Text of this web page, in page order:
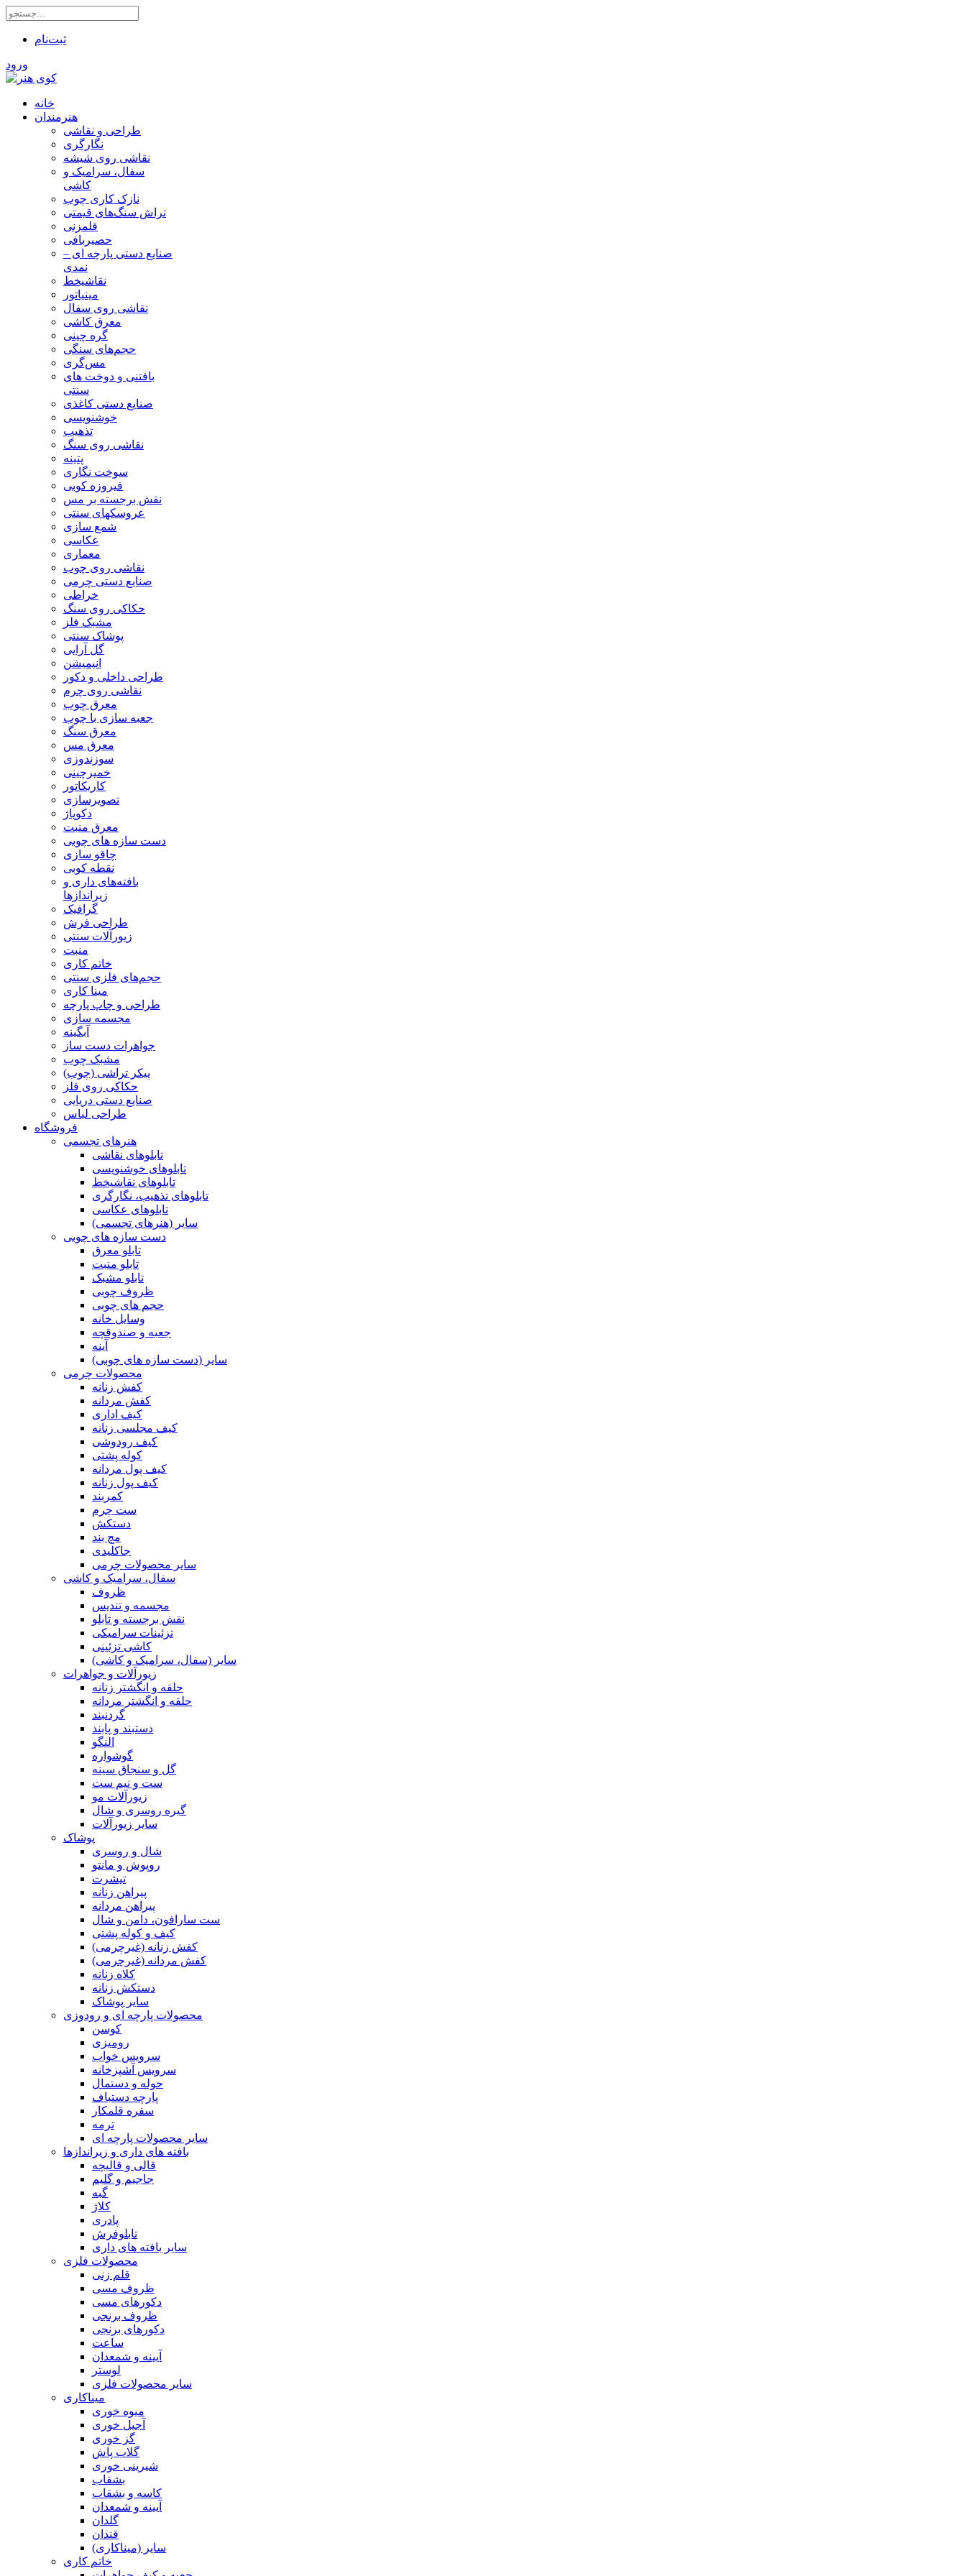
ثبت‌نام
ورود
خانه
هنرمندان
طراحی و نقاشی
نگارگری
نقاشی روی شیشه
سفال، سرامیک و
کاشی
نازک کاری چوب
تراش سنگ‌های قیمتی
قلمزنی
حصیربافی
صنایع دستی پارچه ای –
نمدی
نقاشیخط
مینیاتور
نقاشی روی سفال
معرق کاشی
گره چینی
حجم‌های سنگی
مس‌گری
بافتنی‌ و دوخت های
سنتی
صنایع دستی کاغذی
خوشنویسی
تذهیب
نقاشی روی سنگ
پتینه
سوخت نگاری
فیروزه کوبی
نقش برجسته بر مس
عروسکهای سنتی
شمع سازی
عکاسی
معماری
نقاشی روی چوب
صنایع دستی چرمی
خراطی
حکاکی روی سنگ
مشبک فلز
پوشاک سنتی
گل آرایی
انیمیشن
طراحی داخلی و دکور
نقاشی روی چرم
معرق چوب
جعبه سازی با چوب
معرق سنگ
معرق مس
سوزندوزی
خمیرچینی
کاریکاتور
تصویرسازی
دکوپاژ
معرق منبت
دست سازه های چوبی
چاقو سازی
نقطه کوبی
بافته‌های داری و
زیراندازها
گرافیک
طراحی فرش
زیورآلات سنتی
منبت
خاتم کاری
حجم‌های فلزی سنتی
مینا کاری
طراحی و چاپ پارچه
مجسمه سازی
آبگینه
جواهرات دست ساز
مشبک چوب
پیکر تراشی (چوب)
حکاکی روی فلز
صنایع دستی دریایی
طراحی لباس
فروشگاه
هنرهای تجسمی
تابلوهای نقاشی
تابلوهای خوشنویسی
تابلوهای نقاشیخط
تابلوهای تذهیب، نگارگری
تابلوهای عکاسی
سایر (هنرهای تجسمی)
دست سازه های چوبی
تابلو معرق
تابلو منبت
تابلو مشبک
ظروف چوبی
حجم های چوبی
وسایل خانه
جعبه و صندوقچه
آینه
سایر (دست سازه های چوبی)
محصولات چرمی
کفش زنانه
کفش مردانه
کیف اداری
کیف مجلسی زنانه
کیف رودوشی
کوله پشتی
کیف پول مردانه
کیف پول زنانه
کمربند
ست چرم
دستکش
مچ بند
جاکلیدی
سایر محصولات چرمی
سفال، سرامیک و کاشی
ظروف
مجسمه و تندیس
نقش برجسته و تابلو
تزئینات سرامیکی
کاشی تزئینی
سایر (سفال، سرامیک و کاشی)
زیورآلات و جواهرات
حلقه و انگشتر زنانه
حلقه و انگشتر مردانه
گردنبند
دستبند و پابند
النگو
گوشواره
گل و سنجاق سینه
ست و نیم ست
زیورآلات مو
گیره روسری و شال
سایر زیورآلات
پوشاک
شال و روسری
روپوش و مانتو
تیشرت
پیراهن زنانه
پیراهن مردانه
ست سارافون، دامن و شال
کیف و کوله پشتی
کفش زنانه (غیرچرمی)
کفش مردانه (غیرچرمی)
کلاه زنانه
دستکش زنانه
سایر پوشاک
محصولات پارچه ای و رودوزی
کوسن
رومیزی
سرویس خواب
سرویس آشپزخانه
حوله و دستمال
پارچه دستباف
سفره قلمکار
ترمه
سایر محصولات پارچه ای
بافته های داری و زیراندازها
قالی و قالیچه
جاجیم و گلیم
گبه
کلاژ
پادری
تابلوفرش
سایر بافته های داری
محصولات فلزی
قلم زنی
ظروف مسی
دکورهای مسی
ظروف برنجی
دکورهای برنجی
ساعت
آیینه و شمعدان
لوستر
سایر محصولات فلزی
میناکاری
میوه خوری
آجیل خوری
گز خوری
گلاب پاش
شیرینی خوری
بشقاب
کاسه و بشقاب
آیینه و شمعدان
گلدان
قندان
سایر (میناکاری)
خاتم کاری